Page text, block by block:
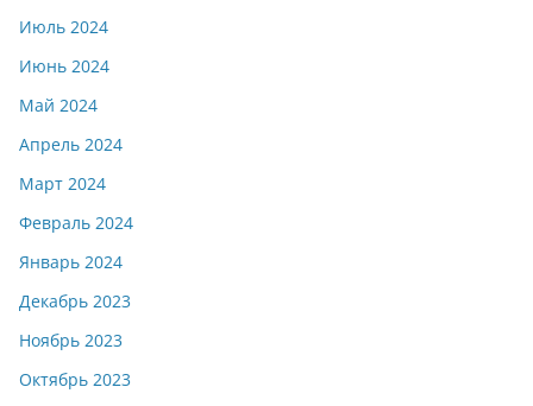
Июль 2024
Июнь 2024
Май 2024
Апрель 2024
Март 2024
Февраль 2024
Январь 2024
Декабрь 2023
Ноябрь 2023
Октябрь 2023